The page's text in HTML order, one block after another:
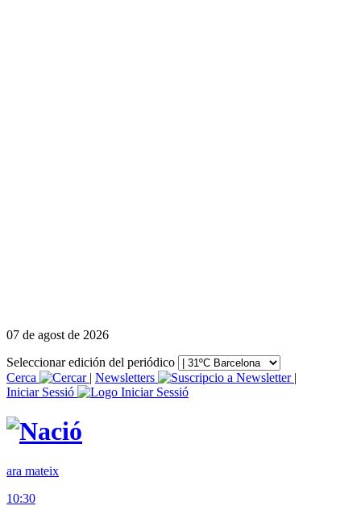
07 de agost de 2026
Seleccionar edición del periódico
Cerca
| Newsletters
|
Iniciar Sessió
ara mateix
10:30